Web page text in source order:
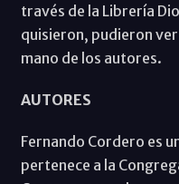
través de la Librería
quisieron, pudieron
mano de los autores.
AUTORES
Fernando Cordero es
pertenece a la